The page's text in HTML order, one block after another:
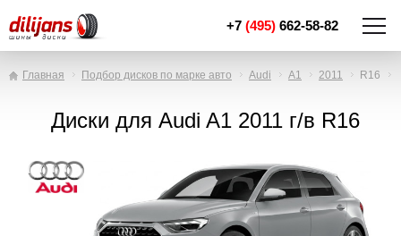
+7 (495) 662-58-82
Главная Подбор дисков по марке авто Audi A1 2011 R16
Диски для Audi A1 2011 г/в R16